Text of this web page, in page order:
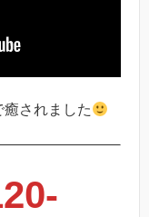
されました